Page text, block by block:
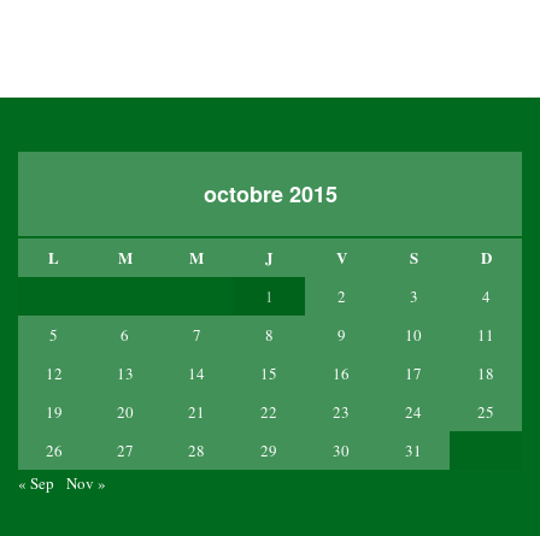
octobre 2015
L M M J V S D
1 2 3
4
5
6 7 8 9 10
11
12
13 14 15 16 17
18
19
20 21 22 23 24
25
26
27 28 29 30
31
« Sep
Nov »